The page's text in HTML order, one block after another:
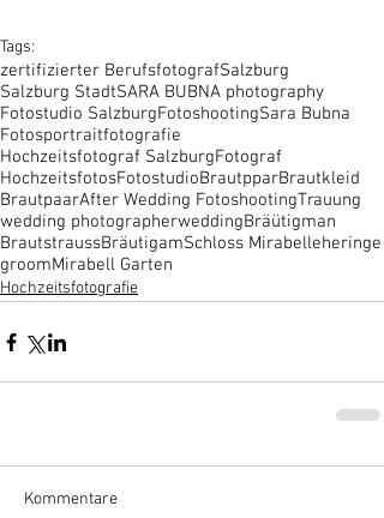
Tags:
zertifizierter BerufsfotografSalzburg
Salzburg StadtSARA BUBNA photography
Fotostudio SalzburgFotoshootingSara Bubna
Fotosportraitfotografie
Hochzeitsfotograf SalzburgFotograf
HochzeitsfotosFotostudioBrautpparBrautkleid
BrautpaarAfter Wedding FotoshootingTrauung
wedding photographerweddingBräütigman
BrautstraussBräutigamSchloss Mirabelleheringe
groomMirabell Garten
Hochzeitsfotografie
Kommentare